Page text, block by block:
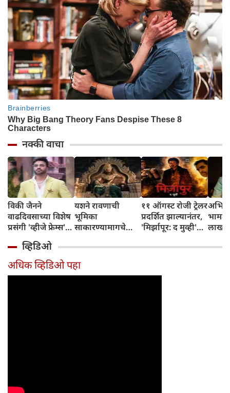
नक्की वाचा
विकी जैनने
वाढदिवसाच्या विशेष
प्रसंगी 'व्हीजे फ्रेम्स'
हाऊसची भव्य
सुरुवात केली
यशने रावणाची
भूमिका
साकारण्यामागचे
११ ऑगस्ट रोजी ट्रेलर
प्रदर्शित झाल्यानंतर,
'मिर्झापूर: द मुव्ही'
प्रमोशन करणार
व्हिडिओ
अधिक व्हिडिओ पहा